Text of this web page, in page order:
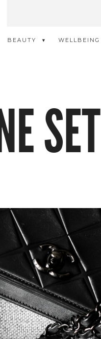
BEAUTY WELLBEING
SET